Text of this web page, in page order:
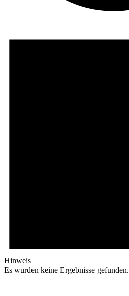
Hinweis
Es wurden keine Ergebnisse gefunden.